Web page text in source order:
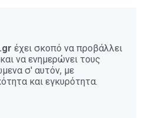
έχει σκοπό να προβάλλει
να ενημερώνει τους
σ' αυτόν, με
και εγκυρότητα.